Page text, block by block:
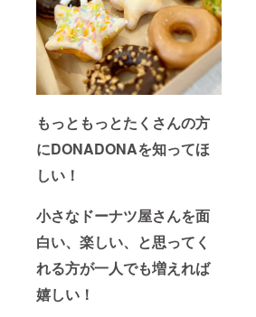
もっともっとたくさんの方
にDONADONAを知ってほ
しい！
小さなドーナツ屋さんを面
白い、楽しい、と思ってく
れる方が一人でも増えれば
嬉しい！